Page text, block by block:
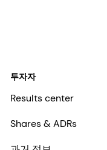
투자자
Results center
Shares & ADRs